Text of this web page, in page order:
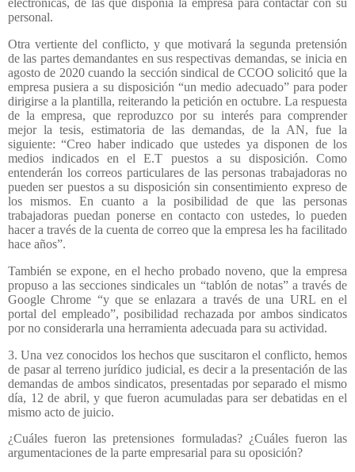
electrónicas, de las que disponía la empresa para contactar con su
personal.
Otra vertiente del conflicto, y que motivará la segunda pretensión
de las partes demandantes en sus respectivas demandas, se inicia en
agosto de 2020 cuando la sección sindical de CCOO solicitó que la
empresa pusiera a su disposición “un medio adecuado” para poder
dirigirse a la plantilla, reiterando la petición en octubre. La respuesta
de la empresa, que reproduzco por su interés para comprender
mejor la tesis, estimatoria de las demandas, de la AN, fue la
siguiente: “Creo haber indicado que ustedes ya disponen de los
medios indicados en el E.T puestos a su disposición. Como
entenderán los correos particulares de las personas trabajadoras no
pueden ser puestos a su disposición sin consentimiento expreso de
los mismos. En cuanto a la posibilidad de que las personas
trabajadoras puedan ponerse en contacto con ustedes, lo pueden
hacer a través de la cuenta de correo que la empresa les ha facilitado
hace años”.
También se expone, en el hecho probado noveno, que la empresa
propuso a las secciones sindicales un “tablón de notas” a través de
Google Chrome “y que se enlazara a través de una URL en el
portal del empleado”, posibilidad rechazada por ambos sindicatos
por no considerarla una herramienta adecuada para su actividad.
3. Una vez conocidos los hechos que suscitaron el conflicto, hemos
de pasar al terreno jurídico judicial, es decir a la presentación de las
demandas de ambos sindicatos, presentadas por separado el mismo
día, 12 de abril, y que fueron acumuladas para ser debatidas en el
mismo acto de juicio.
¿Cuáles fueron las pretensiones formuladas? ¿Cuáles fueron las
argumentaciones de la parte empresarial para su oposición?